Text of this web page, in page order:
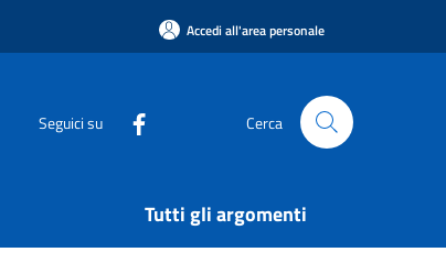
Accedi all'area personale
Seguici su Cerca
Tutti gli argomenti